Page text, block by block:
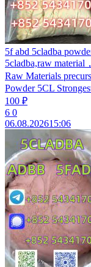
5f abd 5cladba
5cladba,raw material
Raw Materials
Powder 5CL
100 ₽
6 0
06.08.202615:06